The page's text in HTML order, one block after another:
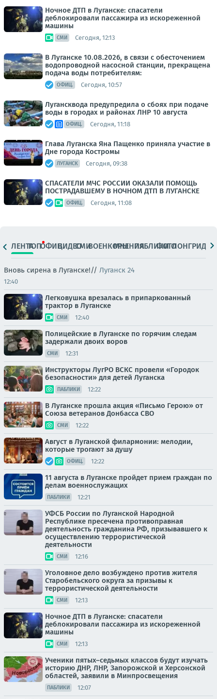
Ночное ДТП в Луганске: спасатели
деблокировали пассажира из искореженной
машины
СМИ Сегодня, 12:13
В Луганске 10.08.2026, в связи с обесточением
водопроводной насосной станции, прекращена
подача воды потребителям:
ОФИЦ. Сегодня, 10:57
Лугансквода предупредила о сбоях при подаче
воды в городах и районах ЛНР 10 августа
ОФИЦ. Сегодня, 11:18
Глава Луганска Яна Пащенко приняла участие в
Дне города Костромы
ЛУГАНСК Сегодня, 09:38
СПАСАТЕЛИ МЧС РОССИИ ОКАЗАЛИ ПОМОЩЬ
ПОСТРАДАВШЕМУ В НОЧНОМ ДТП В ЛУГАНСКЕ
ОФИЦ. Сегодня, 11:08
ЛЕНТАТОПОФИЦ.ВИДЕОСМИВОЕНКОРЫМНЕНИЯПАБЛИКИ
ФОТОЛОНГРИДЫ
Вновь сирена в Луганске!// Луганск 24
12:40
Легковушка врезалась в припаркованный
трактор в Луганске
СМИ 12:40
Полицейские в Луганске по горячим следам
задержали двоих воров
СМИ 12:31
Инструкторы ЛугРО ВСКС провели «Городок
безопасности» для детей Луганска
ПАБЛИКИ 12:22
В Луганске прошла акция «Письмо Герою» от
Союза ветеранов Донбасса СВО
СМИ 12:22
Август в Луганской филармонии: мелодии,
которые трогают за душу
ОФИЦ. 12:22
11 августа в Луганске пройдет прием граждан по
делам военнослужащих
ПАБЛИКИ 12:21
УФСБ России по Луганской Народной
Республике пресечена противоправная
деятельность гражданина РФ, призывавшего к
осуществлению террористической
деятельности
СМИ 12:16
Уголовное дело возбуждено против жителя
Старобельского округа за призывы к
террористической деятельности
СМИ 12:13
Ночное ДТП в Луганске: спасатели
деблокировали пассажира из искореженной
машины
СМИ 12:13
Ученики пятых–седьмых классов будут изучать
историю ДНР, ЛНР, Запорожской и Херсонской
областей, заявили в Минпросвещения
ПАБЛИКИ 12:07